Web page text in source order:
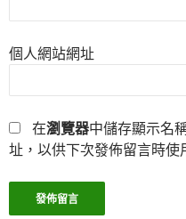
個人網站網址
在瀏覽器中儲存顯示名
址，以供下次發佈留言時使